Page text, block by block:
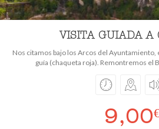
VISITA GUIADA A
Nos citamos bajo los Arcos del Ayuntamiento,
guía (chaqueta roja). Remontremos el
9,00